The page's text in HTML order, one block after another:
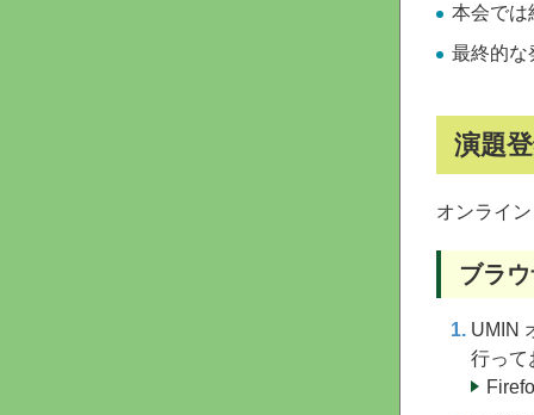
本会では
最終的な
演題
オンライ
ブラ
UMIN
行って